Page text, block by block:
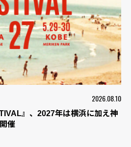
2026.08.10
』、2027年は横浜に加え神
催